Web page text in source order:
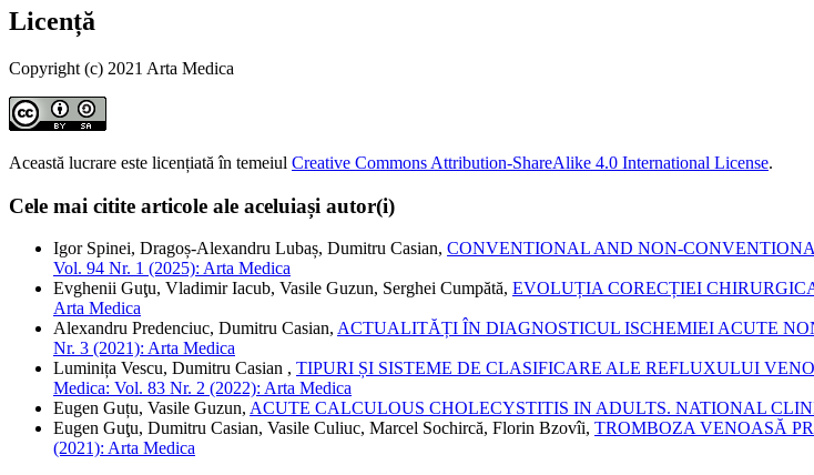
Licență
Copyright (c) 2021 Arta Medica
Această lucrare este licențiată în temeiul Creative Commons Attribution-ShareAlike 4.0 International License.
Cele mai citite articole ale aceluiași autor(i)
Igor Spinei, Dragoș-Alexandru Lubaș, Dumitru Casian, CONVENTIONAL AND NON-
Vol. 94 Nr. 1 (2025): Arta Medica
Evghenii Guţu, Vladimir Iacub, Vasile Guzun, Serghei Cumpătă, EVOLUȚIA CORECȚIEI
Arta Medica
Alexandru Predenciuc, Dumitru Casian, ACTUALITĂȚI ÎN DIAGNOSTICUL ISCHEMIEI ACUTE
Nr. 3 (2021): Arta Medica
Luminița Vescu, Dumitru Casian , TIPURI ȘI SISTEME DE CLASIFICARE ALE REFLUXULUI
Medica: Vol. 83 Nr. 2 (2022): Arta Medica
Eugen Guțu, Vasile Guzun, ACUTE CALCULOUS CHOLECYSTITIS IN ADULTS. NATIONAL
Eugen Guţu, Dumitru Casian, Vasile Culiuc, Marcel Sochircă, Florin Bzovîi, TROMBOZA VENOASĂ
(2021): Arta Medica